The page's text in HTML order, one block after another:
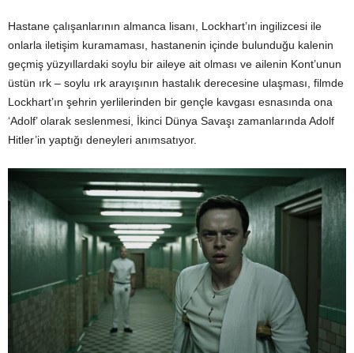
Hastane çalışanlarının almanca lisanı, Lockhart’ın ingilizcesi ile
onlarla iletişim kuramaması, hastanenin içinde bulunduğu kalenin
geçmiş yüzyıllardaki soylu bir aileye ait olması ve ailenin Kont’unun
üstün ırk – soylu ırk arayışının hastalık derecesine ulaşması, filmde
Lockhart’ın şehrin yerlilerinden bir gençle kavgası esnasında ona
‘Adolf’ olarak seslenmesi, İkinci Dünya Savaşı zamanlarında Adolf
Hitler’in yaptığı deneyleri anımsatıyor.